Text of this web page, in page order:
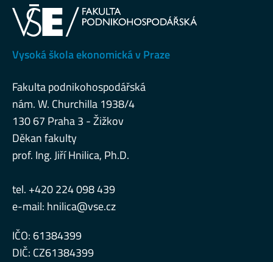
Vysoká škola ekonomická v Praze
Fakulta podnikohospodářská
nám. W. Churchilla 1938/4
130 67 Praha 3 - Žižkov
Děkan fakulty
prof. Ing. Jiří Hnilica, Ph.D.
tel. +420 224 098 439
e-mail: hnilica@vse.cz
IČO: 61384399
DIČ: CZ61384399